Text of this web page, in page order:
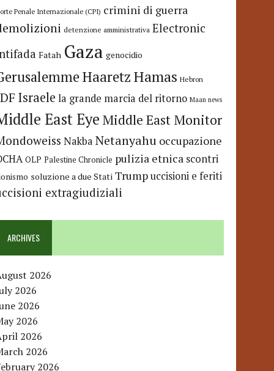
Penale Internazionale (CPI) crimini di guerra
detenzione amministrativa Electronic
Fatah Gaza genocidio
HaaretzHamas Hebron
Israele la grande marcia del ritorno Maan news
East Eye Middle East Monitor
Nakba Netanyahu occupazione
OLP Palestine Chronicle pulizia etnica scontri
soluzione a due Stati Trumpuccisioni e feriti
extragiudiziali
ARCHIVES
2026
2026
2026
2026
2026
2026
2026